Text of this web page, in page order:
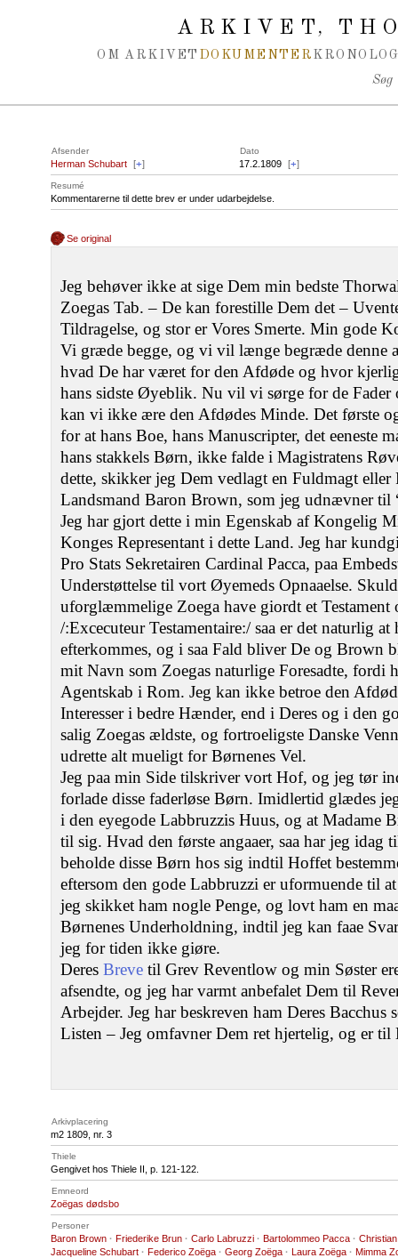
ARKIVET,
OM ARKIVET DOKUMENTER
Søg
Afsender Dato
Herman Schubart [+] 17.2.1809 [+]
Resumé
Kommentarerne til dette brev er under udarbejdelse.
Se original
Jeg behøver ikke at sige Dem min bedste
Zoegas Tab. – De kan forestille Dem det –
Tildragelse, og stor er Vores Smerte. Min gode
Vi græde begge, og vi vil længe begræde denne
hvad De har været for den Afdøde og hvor
hans sidste Øyeblik. Nu vil vi sørge for de Fader
kan vi ikke ære den Afdødes Minde. Det første
for at hans Boe, hans Manuscripter, det eeneste
hans stakkels Børn, ikke falde i Magistratens
dette, skikker jeg Dem vedlagt en Fuldmagt
Landsmand Baron Brown, som jeg udnævner til
Jeg har gjort dette i min Egenskab af Kongelig
Konges Representant i dette Land. Jeg har
Pro Stats Sekretairen Cardinal Pacca, paa
Understøttelse til vort Øyemeds Opnaaelse.
uforglæmmelige Zoega have giordt et
/:Excecuteur Testamentaire:/ saa er det naturlig at
efterkommes, og i saa Fald bliver De og Brown
mit Navn som Zoegas naturlige Foresadte, fordi
Agentskab i Rom. Jeg kan ikke betroe den
Interesser i bedre Hænder, end i Deres og i den
salig Zoegas ældste, og fortroeligste Danske
udrette alt mueligt for Børnenes Vel.
Jeg paa min Side tilskriver vort Hof, og jeg tør
forlade disse faderløse Børn. Imidlertid glædes
i den eyegode Labbruzzis Huus, og at Madame
til sig. Hvad den første angaaer, saa har jeg idag
beholde disse Børn hos sig indtil Hoffet
eftersom den gode Labbruzzi er uformuende til
jeg skikket ham nogle Penge, og lovt ham en
Børnenes Underholdning, indtil jeg kan faae
jeg for tiden ikke giøre.
Deres Breve til Grev Reventlow og min Søster
afsendte, og jeg har varmt anbefalet Dem til
Arbejder. Jeg har beskreven ham Deres Bacchus
Listen – Jeg omfavner Dem ret hjertelig, og er til
Arkivplacering
m2 1809, nr. 3
Thiele
Gengivet hos Thiele II, p. 121-122.
Emneord
Zoëgas dødsbo
Personer
Baron Brown · Friederike Brun · Carlo Labruzzi · Bartolommeo Pacca ·
Jacqueline Schubart · Federico Zoëga · Georg Zoëga · Laura Zoëga · Mimma